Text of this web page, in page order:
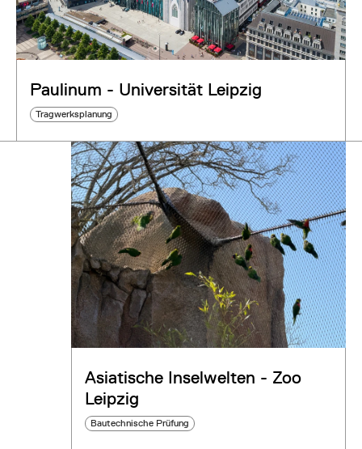
Paulinum - Universität Leipzig
Tragwerksplanung
Asiatische Inselwelten - Zoo
Leipzig
Bautechnische Prüfung